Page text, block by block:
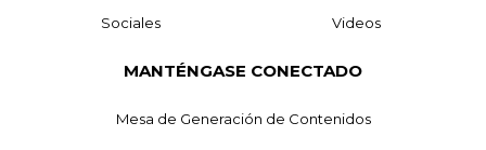
Sociales Videos
MANTÉNGASE CONECTADO
Mesa de Generación de Contenidos